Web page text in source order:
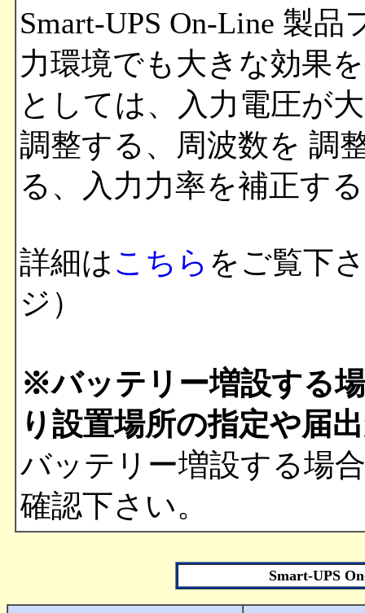
Smart-UPS On-Line 製
力環境でも大きな効果
としては、入力電圧が
調整する、周波数を 調
る、入力力率を補正す
詳細はこちら をご覧下
ジ）
※バッテリー増設する
り設置場所の指定や届
バッテリー増設する場
確認下さい。
Smart-UPS